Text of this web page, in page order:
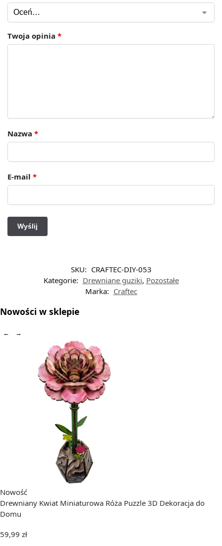
Twoja opinia *
Nazwa *
E-mail *
SKU: CRAFTEC-DIY-053
Kategorie: Drewniane guziki, Pozostałe
Marka: Craftec
Nowości w sklepie
← →
Nowość
Drewniany Kwiat Miniaturowa Róża Puzzle 3D Dekoracja do
Domu
59,99 zł